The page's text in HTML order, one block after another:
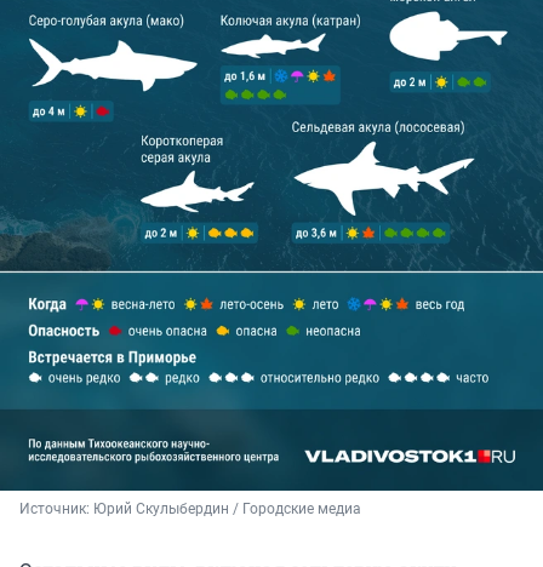
Источник: Юрий Скулыбердин / Городские медиа